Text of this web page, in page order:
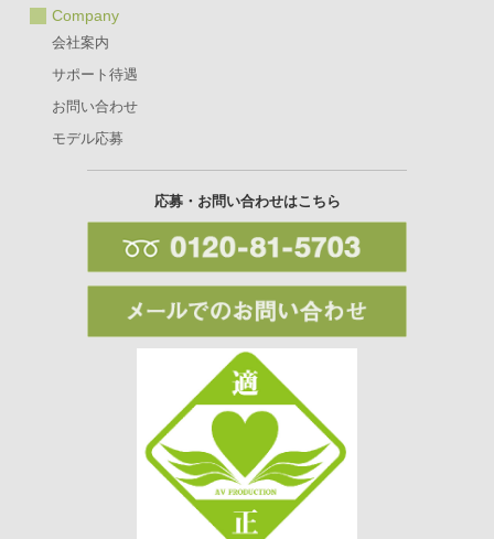
Company
会社案内
サポート待遇
お問い合わせ
モデル応募
応募・お問い合わせはこちら